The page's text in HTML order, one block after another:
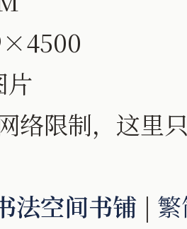
片
络限制，这里
法空间书铺 |